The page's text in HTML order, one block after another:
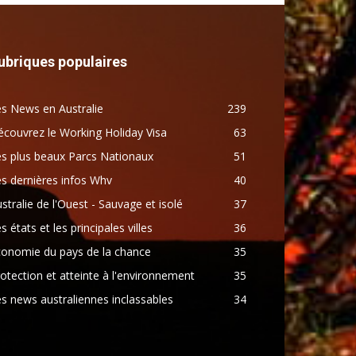
populaires
News en Australie
239
le Working Holiday Visa
63
plus beaux Parcs Nationaux
51
dernières infos Whv
40
de l'Ouest - Sauvage et isolé
37
états et les principales villes
36
du pays de la chance
35
et atteinte à l'environnement
35
news australiennes inclassables
34